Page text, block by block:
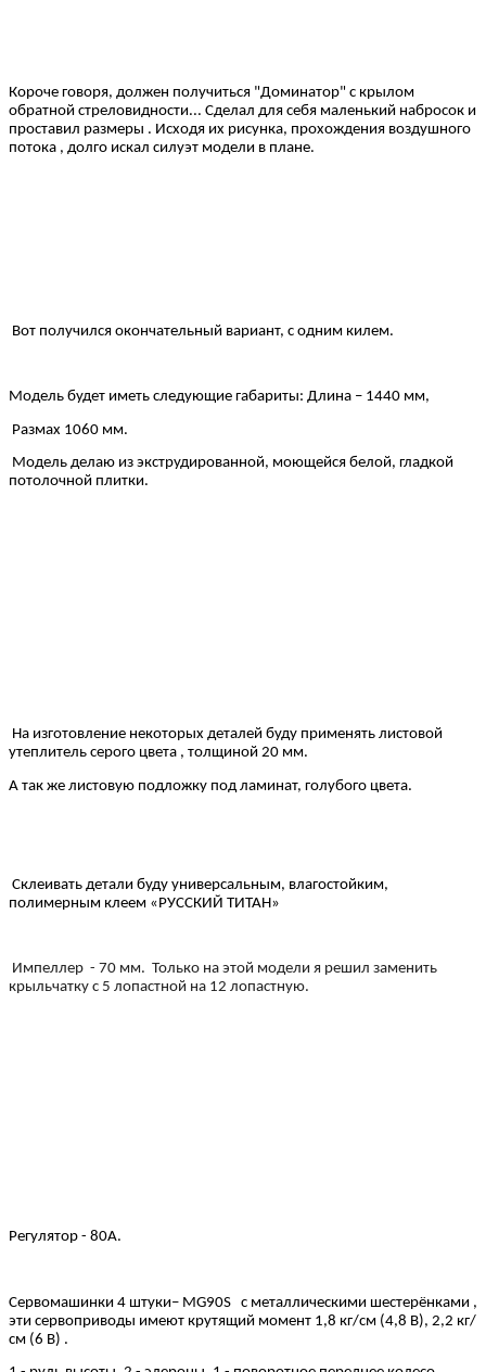
Короче говоря, должен получиться "Доминатор" с крылом
обратной стреловидности... Сделал для себя маленький набросок и
проставил размеры . Исходя их рисунка, прохождения воздушного
потока , долго искал силуэт модели в плане.
Вот получился окончательный вариант, с одним килем.
Модель будет иметь следующие габариты: Длина – 1440 мм,
Размах 1060 мм.
Модель делаю из экструдированной, моющейся белой, гладкой
потолочной плитки.
На изготовление некоторых деталей буду применять листовой
утеплитель серого цвета , толщиной 20 мм.
А так же листовую подложку под ламинат, голубого цвета.
Склеивать детали буду универсальным, влагостойким,
полимерным клеем «РУССКИЙ ТИТАН»
Импеллер - 70 мм. Только на этой модели я решил заменить
крыльчатку с 5 лопастной на 12 лопастную.
Регулятор - 80А.
Сервомашинки 4 штуки– MG90S с металлическими шестерёнками ,
эти сервоприводы имеют крутящий момент 1,8 кг/см (4,8 В), 2,2 кг/
см (6 В) .